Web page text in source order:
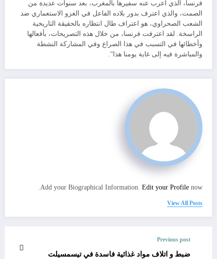
فرنسا، الذي أعرب عنه سفيرها بالمغرب، بعد سنوات عديدة من
الصمت، والذي اعترف بدور بلاده الفاعل في الغزو الاستعماري ضد
الشعب الصحراوي، هو اعتراف طال انتظاره بالحقيقة التاريخية
الراسخة. لقد اعترفت فرنسا، من خلال هذه التصريحات، بأفعالها
وأخطائها في التسبب في هذا الصراع وفي المشاركة النشطة
والمباشرة فيه إلى غاية يومنا هذا”.
Add your Biographical Information. Edit your Profile now.
View All Posts
Previous post
ضبط و اتلاف مواد غذائية فاسدة في تيسمسيلت